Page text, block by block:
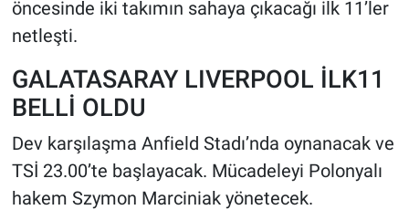
öncesinde iki takımın sahaya çıkacağı ilk 11’ler
netleşti.
GALATASARAY LIVERPOOL İLK11
BELLİ OLDU
Dev karşılaşma Anfield Stadı’nda oynanacak ve
TSİ 23.00’te başlayacak. Mücadeleyi Polonyalı
hakem Szymon Marciniak yönetecek.
HABERDE İNSAN
SPOR
MAGAZİN
Bilim, Teknoloji